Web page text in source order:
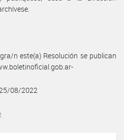
n este(a) Resolución se publican
08/2022